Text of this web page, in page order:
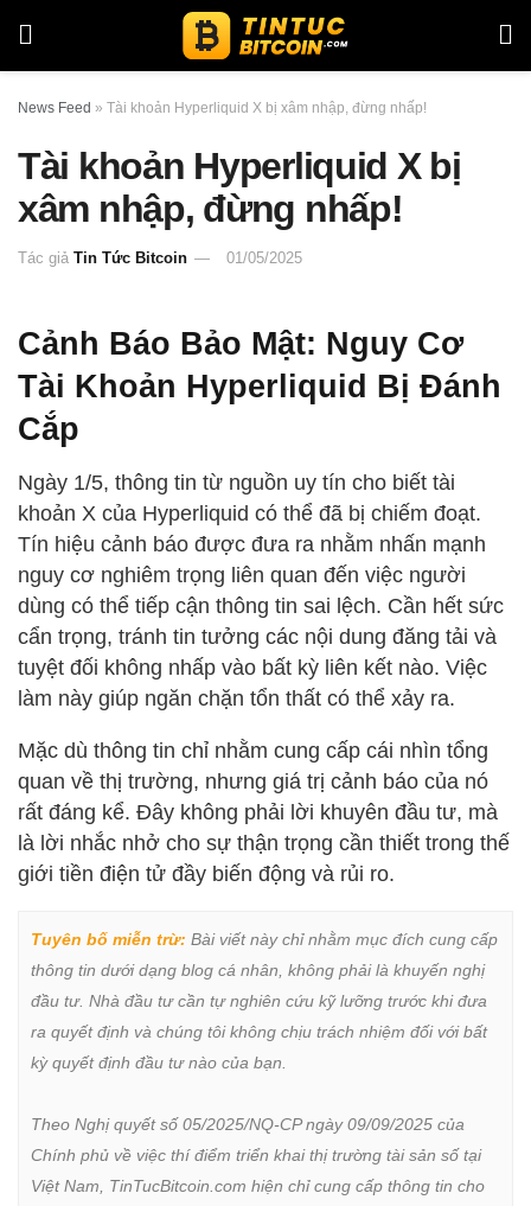
News Feed » Tài khoản Hyperliquid X bị xâm nhập, đừng nhấp!
Tài khoản Hyperliquid X bị
xâm nhập, đừng nhấp!
Tác giả Tin Tức Bitcoin 01/05/2025
Cảnh Báo Bảo Mật: Nguy Cơ
Tài Khoản Hyperliquid Bị Đánh
Cắp
Ngày 1/5, thông tin từ nguồn uy tín cho biết tài
khoản X của Hyperliquid có thể đã bị chiếm đoạt.
Tín hiệu cảnh báo được đưa ra nhằm nhấn mạnh
nguy cơ nghiêm trọng liên quan đến việc người
dùng có thể tiếp cận thông tin sai lệch. Cần hết sức
cẩn trọng, tránh tin tưởng các nội dung đăng tải và
tuyệt đối không nhấp vào bất kỳ liên kết nào. Việc
làm này giúp ngăn chặn tổn thất có thể xảy ra.
Mặc dù thông tin chỉ nhằm cung cấp cái nhìn tổng
quan về thị trường, nhưng giá trị cảnh báo của nó
rất đáng kể. Đây không phải lời khuyên đầu tư, mà
là lời nhắc nhở cho sự thận trọng cần thiết trong thế
giới tiền điện tử đầy biến động và rủi ro.
Tuyên bố miễn trừ: Bài viết này chỉ nhằm mục đích cung cấp
thông tin dưới dạng blog cá nhân, không phải là khuyến nghị
đầu tư. Nhà đầu tư cần tự nghiên cứu kỹ lưỡng trước khi đưa
ra quyết định và chúng tôi không chịu trách nhiệm đối với bất
kỳ quyết định đầu tư nào của bạn.
Theo Nghị quyết số 05/2025/NQ-CP ngày 09/09/2025 của
Chính phủ về việc thí điểm triển khai thị trường tài sản số tại
Việt Nam, TinTucBitcoin.com hiện chỉ cung cấp thông tin cho